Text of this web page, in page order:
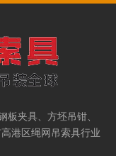
板夹具、 方坯吊钳、
港区绳网吊索具行业